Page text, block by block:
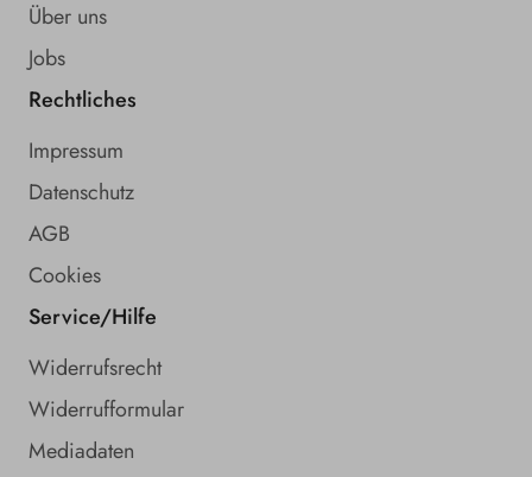
Über uns
Jobs
Rechtliches
Impressum
Datenschutz
AGB
Cookies
Service/Hilfe
Widerrufsrecht
Widerrufformular
Mediadaten